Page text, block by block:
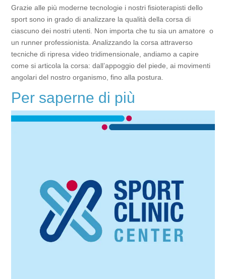
Grazie alle più moderne tecnologie i nostri fisioterapisti dello
sport sono in grado di analizzare la qualità della corsa di
ciascuno dei nostri utenti. Non importa che tu sia un amatore o
un runner professionista. Analizzando la corsa attraverso
tecniche di ripresa video tridimensionale, andiamo a capire
come si articola la corsa: dall’appoggio del piede, ai movimenti
angolari del nostro organismo, fino alla postura.
Per saperne di più